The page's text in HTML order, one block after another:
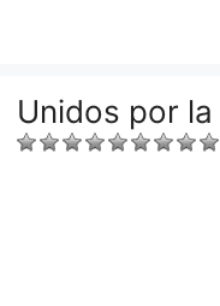
Unidos por